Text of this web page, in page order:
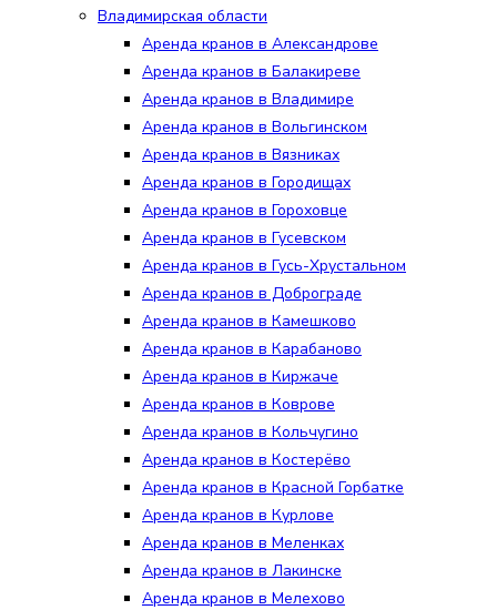
Владимирская области
Аренда кранов в Александрове
Аренда кранов в Балакиреве
Аренда кранов в Владимире
Аренда кранов в Вольгинском
Аренда кранов в Вязниках
Аренда кранов в Городищах
Аренда кранов в Гороховце
Аренда кранов в Гусевском
Аренда кранов в Гусь-Хрустальном
Аренда кранов в Доброграде
Аренда кранов в Камешково
Аренда кранов в Карабаново
Аренда кранов в Киржаче
Аренда кранов в Коврове
Аренда кранов в Кольчугино
Аренда кранов в Костерёво
Аренда кранов в Красной Горбатке
Аренда кранов в Курлове
Аренда кранов в Меленках
Аренда кранов в Лакинске
Аренда кранов в Мелехово